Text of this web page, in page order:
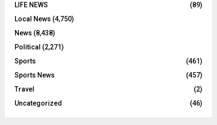
LIFE NEWS
(89)
Local News (4,750)
News (8,438)
Political (2,271)
Sports
(461)
Sports News
(457)
Travel
(2)
Uncategorized
(46)